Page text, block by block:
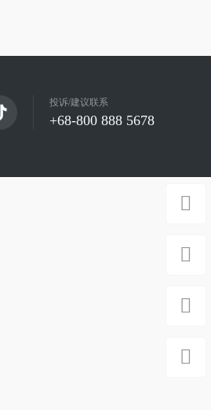
投诉/建议联系
+68-800 888 5678